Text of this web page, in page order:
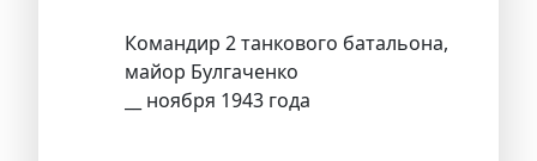
Командир 2 танкового батальона,
майор Булгаченко
__ ноября 1943 года